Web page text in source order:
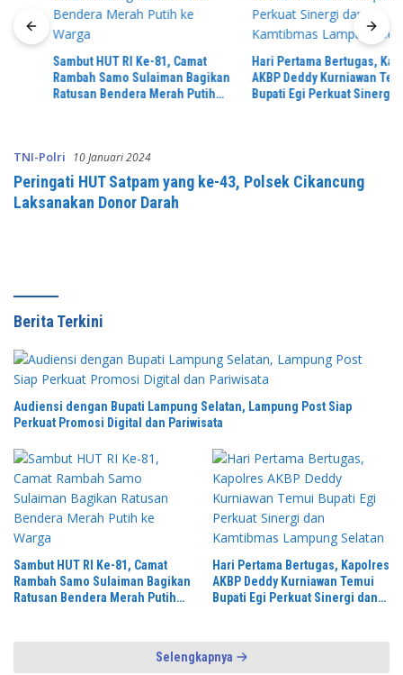
Sambut HUT RI Ke-81, Camat
Rambah Samo Sulaiman Bagikan
Ratusan Bendera Merah Putih
Hari Pertama Bertugas, Kapolres
AKBP Deddy Kurniawan Temui
Bupati Egi Perkuat Sinergi dan
TNI-Polri 10 Januari 2024
Peringati HUT Satpam yang ke-43, Polsek Cikancung
Laksanakan Donor Darah
Berita Terkini
Audiensi dengan Bupati Lampung Selatan, Lampung Post Siap
Perkuat Promosi Digital dan Pariwisata
Sambut HUT RI Ke-81, Camat
Rambah Samo Sulaiman Bagikan
Ratusan Bendera Merah Putih
Hari Pertama Bertugas, Kapolres
AKBP Deddy Kurniawan Temui
Bupati Egi Perkuat Sinergi dan
Selengkapnya